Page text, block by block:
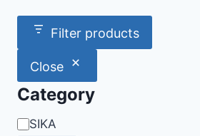
Filter products
Close
Category
Category
SIKA